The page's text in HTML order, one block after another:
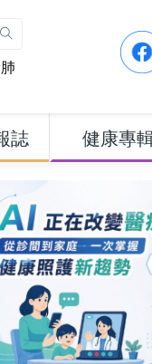
誌 健康專